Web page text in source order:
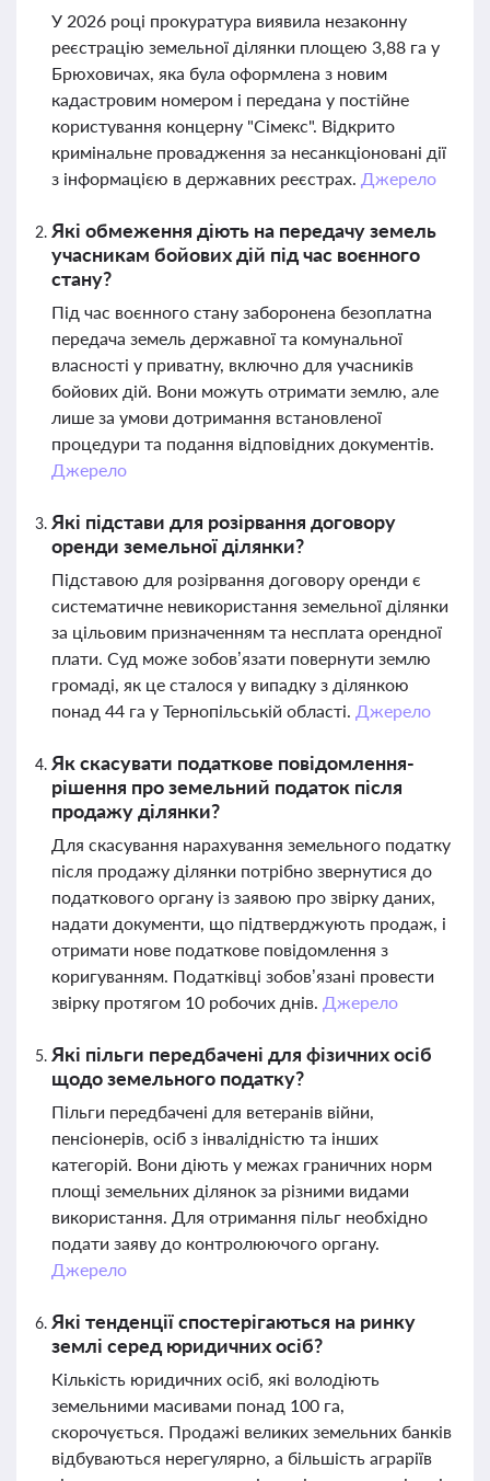
У 2026 році прокуратура виявила незаконну
реєстрацію земельної ділянки площею 3,88 га у
Брюховичах, яка була оформлена з новим
кадастровим номером і передана у постійне
користування концерну "Сімекс". Відкрито
кримінальне провадження за несанкціоновані дії
з інформацією в державних реєстрах. Джерело
Які обмеження діють на передачу земель
учасникам бойових дій під час воєнного
стану?
Під час воєнного стану заборонена безоплатна
передача земель державної та комунальної
власності у приватну, включно для учасників
бойових дій. Вони можуть отримати землю, але
лише за умови дотримання встановленої
процедури та подання відповідних документів.
Джерело
Які підстави для розірвання договору
оренди земельної ділянки?
Підставою для розірвання договору оренди є
систематичне невикористання земельної ділянки
за цільовим призначенням та несплата орендної
плати. Суд може зобов’язати повернути землю
громаді, як це сталося у випадку з ділянкою
понад 44 га у Тернопільській області. Джерело
Як скасувати податкове повідомлення-
рішення про земельний податок після
продажу ділянки?
Для скасування нарахування земельного податку
після продажу ділянки потрібно звернутися до
податкового органу із заявою про звірку даних,
надати документи, що підтверджують продаж, і
отримати нове податкове повідомлення з
коригуванням. Податківці зобов’язані провести
звірку протягом 10 робочих днів. Джерело
Які пільги передбачені для фізичних осіб
щодо земельного податку?
Пільги передбачені для ветеранів війни,
пенсіонерів, осіб з інвалідністю та інших
категорій. Вони діють у межах граничних норм
площі земельних ділянок за різними видами
використання. Для отримання пільг необхідно
подати заяву до контролюючого органу.
Джерело
Які тенденції спостерігаються на ринку
землі серед юридичних осіб?
Кількість юридичних осіб, які володіють
земельними масивами понад 100 га,
скорочується. Продажі великих земельних банків
відбуваються нерегулярно, а більшість аграріїв